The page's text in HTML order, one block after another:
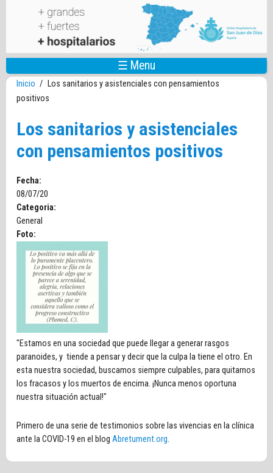
Pasar al contenido principal
☰ Menu
Inicio / Los sanitarios y asistenciales con pensamientos
positivos
Los sanitarios y asistenciales
con pensamientos positivos
Fecha:
08/07/20
Categoria:
General
Foto:
"Estamos en una sociedad que puede llegar a generar rasgos
paranoides, y tiende a pensar y decir que la culpa la tiene el otro. En
esta nuestra sociedad, buscamos siempre culpables, para quitarnos
los fracasos y los muertos de encima. ¡Nunca menos oportuna
nuestra situación actual!"
Primero de una serie de testimonios sobre las vivencias en la clínica
ante la COVID-19 en el blog Abretument.org.